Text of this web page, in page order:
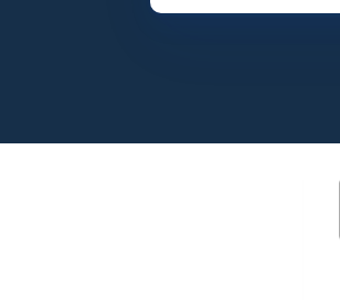
Vanusepiirang: